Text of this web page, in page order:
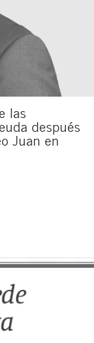
las
después
Juan en